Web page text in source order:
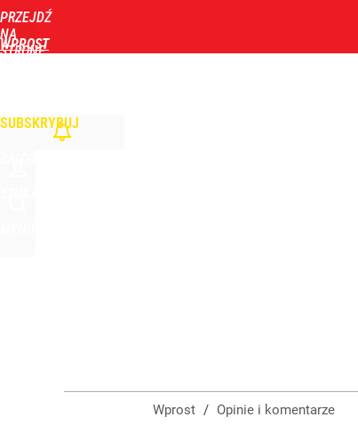
PRZEJDŹ
NA
STRONĘ
WPROST
SUBSKRYBUJ
Wprost / Opinie i komentarze